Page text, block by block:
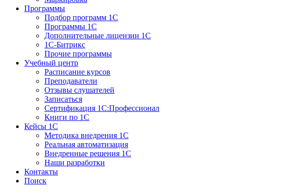
Программы
Подбор программ 1С
Программы 1С
Дополнительные лицензии 1С
1С-Битрикс
Прочие программы
Учебный центр
Расписание курсов
Преподаватели
Отзывы слушателей
Записаться
Сертификация 1С:Профессионал
Книги по 1С
Кейсы 1С
Методика внедрения 1С
Реальная автоматизация
Внедренные решения 1С
Наши разработки
Контакты
Поиск